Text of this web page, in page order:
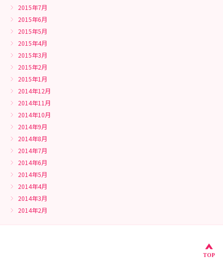
2015年7月
2015年6月
2015年5月
2015年4月
2015年3月
2015年2月
2015年1月
2014年12月
2014年11月
2014年10月
2014年9月
2014年8月
2014年7月
2014年6月
2014年5月
2014年4月
2014年3月
2014年2月
こ
TOP